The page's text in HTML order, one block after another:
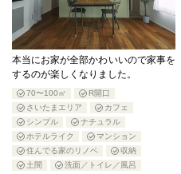
本当にお家が全部かわいいので家事を
するのが楽しくなりました。
70〜100㎡
R開口
さいたまエリア
カフェ
シンプル
ナチュラル
ホテルライク
マンション
住んでる家のリノベ
収納
土間
洗面／トイレ／風呂